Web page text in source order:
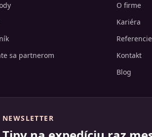
sa partnerom
O firme
Kariéra
Referencie
Kontakt
Blog
NEWSLETTER